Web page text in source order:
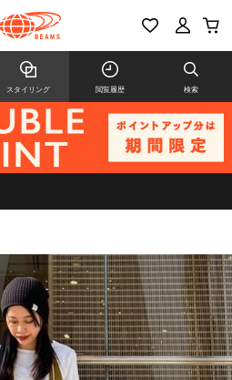
スタイリング 閲覧履歴 検索